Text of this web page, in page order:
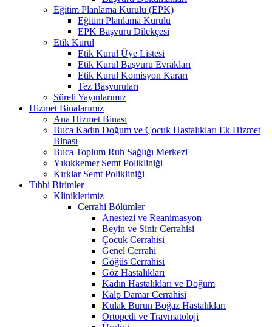
Eğitim Planlama Kurulu (EPK)
Eğitim Planlama Kurulu
EPK Başvuru Dilekçesi
Etik Kurul
Etik Kurul Üye Listesi
Etik Kurul Başvuru Evrakları
Etik Kurul Komisyon Kararı
Tez Başvuruları
Süreli Yayınlarımız
Hizmet Binalarımız
Ana Hizmet Binası
Buca Kadın Doğum ve Çocuk Hastalıkları Ek Hizmet
Binası
Buca Toplum Ruh Sağlığı Merkezi
Yıkıkkemer Semt Polikliniği
Kırklar Semt Polikliniği
Tıbbi Birimler
Kliniklerimiz
Cerrahi Bölümler
Anestezi ve Reanimasyon
Beyin ve Sinir Cerrahisi
Çocuk Cerrahisi
Genel Cerrahi
Göğüs Cerrahisi
Göz Hastalıkları
Kadın Hastalıkları ve Doğum
Kalp Damar Cerrahisi
Kulak Burun Boğaz Hastalıkları
Ortopedi ve Travmatoloji